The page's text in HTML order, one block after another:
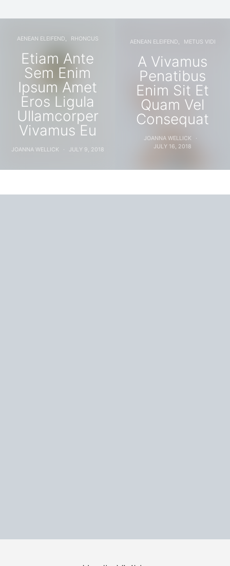
AENEAN ELEIFEND RHONCUS
Etiam Ante
Sem Enim
Ipsum Amet
Eros Ligula
Ullamcorper
Vivamus Eu
JOANNA WELLICK JULY 9, 2018
AENEAN ELEIFEND METUS VIDI
A Vivamus
Penatibus
Enim Sit Et
Quam Vel
Consequat
JOANNA WELLICK
JULY 16, 2018